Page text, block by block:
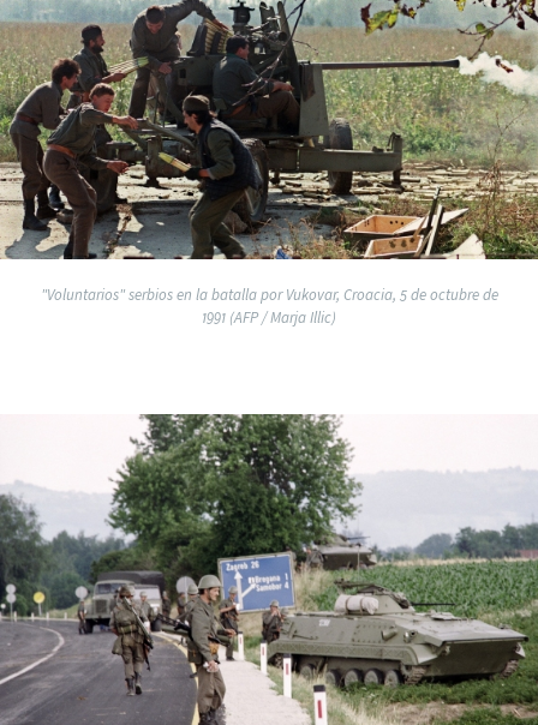
"Voluntarios" serbios en la batalla por Vukovar, Croacia, 5 de octubre de
1991 (AFP / Marja Illic)